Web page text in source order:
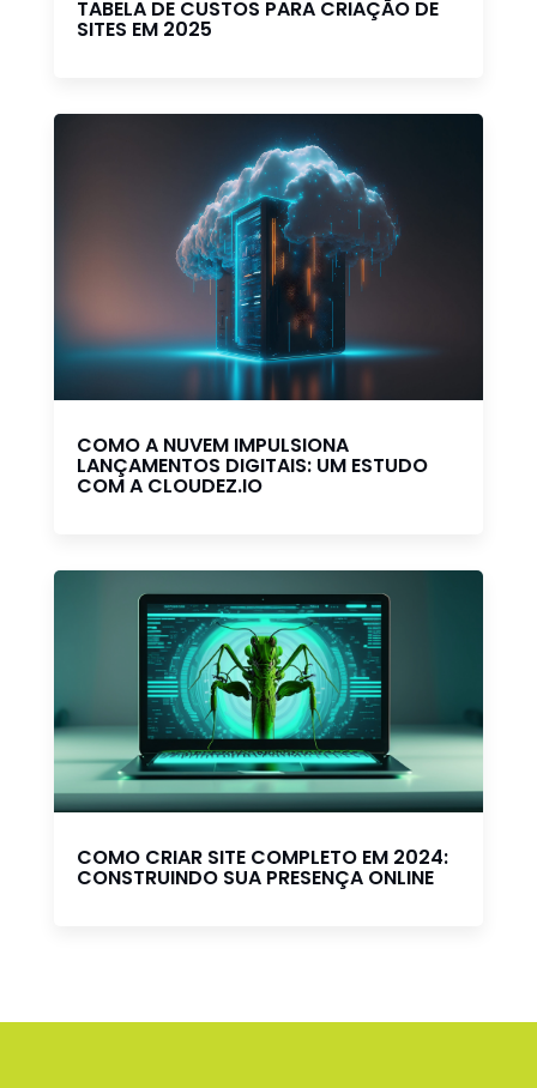
TABELA DE CUSTOS PARA CRIAÇÃO DE
SITES EM 2025
COMO A NUVEM IMPULSIONA
LANÇAMENTOS DIGITAIS: UM ESTUDO
COM A CLOUDEZ.IO
COMO CRIAR SITE COMPLETO EM 2024:
CONSTRUINDO SUA PRESENÇA ONLINE